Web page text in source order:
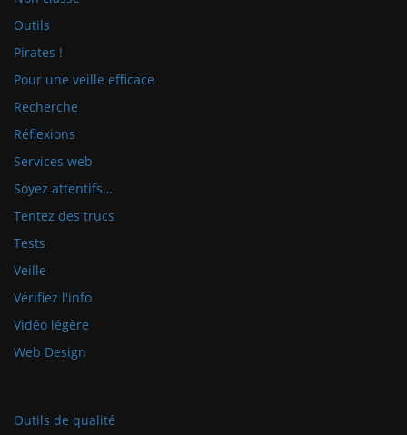
Outils
Pirates !
Pour une veille efficace
Recherche
Réflexions
Services web
Soyez attentifs…
Tentez des trucs
Tests
Veille
Vérifiez l'info
Vidéo légère
Web Design
Outils de qualité